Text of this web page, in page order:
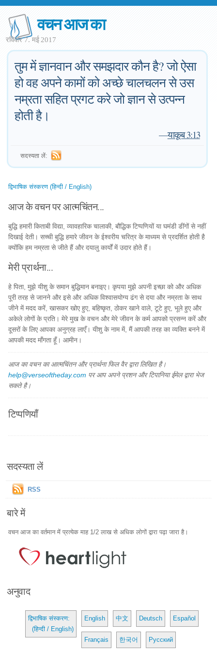
वचन आज का
रविवार 7. मई 2017
तुम में ज्ञानवान और समझदार कौन है? जो ऐसा
हो वह अपने कामों को अच्छे चालचलन से उस
नम्रता सहित प्रगट करे जो ज्ञान से उत्पन्न
होती है।
—याकूब 3:13
सदस्यता लें:
द्विभाषिक संस्करण (हिन्दी / English)
आज के वचन पर आत्मचिंतन...
बुद्धि हमारी किताबी विद्या, व्यावहारिक चालाकी, बौद्धिक टिप्पणियों या घमंडी डींगों से नहीं
दिखाई देती। सच्ची बुद्धि हमारे जीवन के ईश्वरीय चरित्र के माध्यम से प्रदर्शित होती है
क्योंकि हम नम्रता से जीते हैं और दयालु कार्यों में उदार होते हैं।
मेरी प्रार्थना...
हे पिता, मुझे यीशु के समान बुद्धिमान बनाइए। कृपया मुझे अपनी इच्छा को और अधिक
पूरी तरह से जानने और इसे और अधिक विश्वासयोग्य ढंग से दया और नम्रता के साथ
जीने में मदद करें, खासकर खोए हुए, बहिष्कृत, ठोकर खाने वाले, टूटे हुए, भूले हुए और
अकेले लोगों के प्रति। मेरे मुख के वचन और मेरे जीवन के कर्म आपको प्रसन्न करें और
दूसरों के लिए आपका अनुग्रह लाएँ। यीशु के नाम में, मैं आपकी तरह का व्यक्ति बनने में
आपकी मदद माँगता हूँ। आमीन।
आज का वचन का आत्मचिंतन और प्रार्थना फिल वैर द्वारा लिखित है।
help@verseoftheday.com पर आप अपने प्रशन और टिपानिया ईमेल द्वारा भेज
सकते है।
टिप्पणियाँ
सदस्यता लें
RSS
बारे में
वचन आज का वर्तमान में प्रत्येक माह 1/2 लाख से अधिक लोगों द्वारा पढ़ा जारा है।
अनुवाद
द्विभाषिक संस्करण:
(हिन्दी / English)
English 中文 Deutsch Español
Français 한국어 Русский